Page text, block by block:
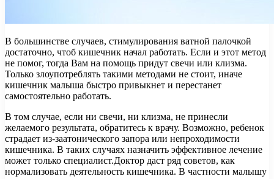
В большинстве случаев, стимулирования ватной палочкой
достаточно, чтоб кишечник начал работать. Если и этот метод
не помог, тогда Вам на помощь придут свечи или клизма.
Только злоупотреблять такими методами не стоит, иначе
кишечник малыша быстро привыкнет и перестанет
самостоятельно работать.
В том случае, если ни свечи, ни клизма, не принесли
желаемого результата, обратитесь к врачу. Возможно, ребенок
страдает из-заатонического запора или непроходимости
кишечника. В таких случаях назначить эффективное лечение
может только специалист.Доктор даст ряд советов, как
нормализовать деятельность кишечника. В частности малышу